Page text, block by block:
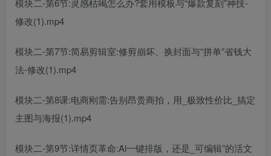
模块二-第6节:灵感枯竭怎么办?套用模板与“爆款复刻”神技-
修改(1).mp4
模块二-第7节:简易剪辑室:修剪崩坏、换封面与“拼单”省钱大
法-修改(1).mp4
模块二-第8课:电商刚需:告别昂贵商拍，用_极致性价比_搞定
主图与海报(1).mp4
模块二-第9节:详情页革命:Al一键排版，还是_可编辑”的活文